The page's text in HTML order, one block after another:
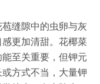
缝隙中的虫卵与灰
更加清甜。花椰菜
至关重要，但钾元
方式不当，大量钾